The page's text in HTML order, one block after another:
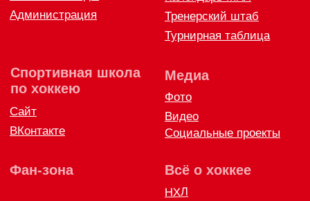
Политика конфиденциальности
Согласие на обработку персональных данных
Правила возврата и обмена товара
ОГРН 1261800004751, ИНН 1800050073
izhstal@mail.ru